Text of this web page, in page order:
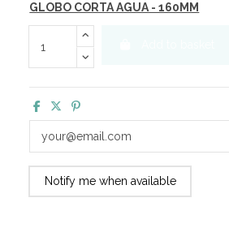
GLOBO CORTA AGUA - 160MM